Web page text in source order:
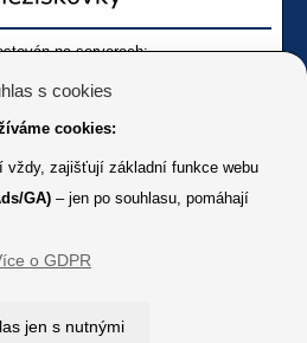
na serverech:
Youtube SONS
uvedených na tomto serveru je
s cookies
cookies:
vždy, zajišťují základní funkce webu
GA) – jen po souhlasu, pomáhají
o GDPR
jen s nutnými